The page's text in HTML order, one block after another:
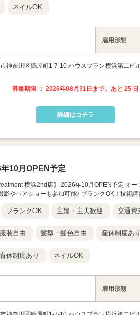
ネイルOK
雇用形態
神奈川区鶴屋町1-7-10 ハウスプラン横浜第二ビ
募集期限 ： 2026年08月31日まで、あと 25 日
詳細はコチラ
10月OPEN予定
横浜2nd店】 2026年10月OPEN予定 オ
影やヘアショーも参加可能♪ ブランクOK！技術
ブランクOK 主婦・主夫歓迎 交通費
服装自由 髪型・髪色自由 産休制度あり
育休制度あり ネイルOK
雇用形態